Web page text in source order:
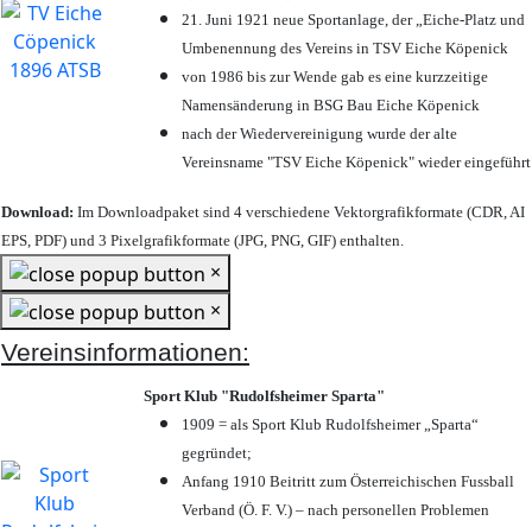
21. Juni 1921 neue Sportanlage, der „Eiche-Platz und
Umbenennung des Vereins in TSV Eiche Köpenick
von 1986 bis zur Wende gab es eine kurzzeitige
Namensänderung in BSG Bau Eiche Köpenick
nach der Wiedervereinigung wurde der alte
Vereinsname "TSV Eiche Köpenick" wieder eingeführt
Download: Im Downloadpaket sind 4 verschiedene Vektorgrafikformate (CDR, AI
EPS, PDF) und 3 Pixelgrafikformate (JPG, PNG, GIF) enthalten.
×
×
Vereinsinformationen:
Sport Klub "Rudolfsheimer Sparta"
1909 = als Sport Klub Rudolfsheimer „Sparta“
gegründet;
Anfang 1910 Beitritt zum Österreichischen Fussball
Verband (Ö. F. V.) – nach personellen Problemen